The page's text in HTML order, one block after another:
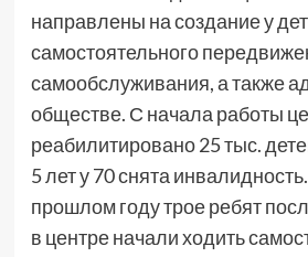
направлены на создание у
самостоятельного
самообслуживания, а также
обществе. С начала работы
реабилитировано 25 тыс.
5 лет у 70 снята
прошлом году трое ребят
в центре начали ходить